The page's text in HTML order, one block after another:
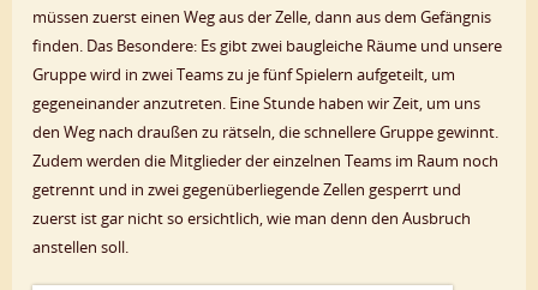
müssen zuerst einen Weg aus der Zelle, dann aus dem Gefängnis
finden. Das Besondere: Es gibt zwei baugleiche Räume und unsere
Gruppe wird in zwei Teams zu je fünf Spielern aufgeteilt, um
gegeneinander anzutreten. Eine Stunde haben wir Zeit, um uns
den Weg nach draußen zu rätseln, die schnellere Gruppe gewinnt.
Zudem werden die Mitglieder der einzelnen Teams im Raum noch
getrennt und in zwei gegenüberliegende Zellen gesperrt und
zuerst ist gar nicht so ersichtlich, wie man denn den Ausbruch
anstellen soll.